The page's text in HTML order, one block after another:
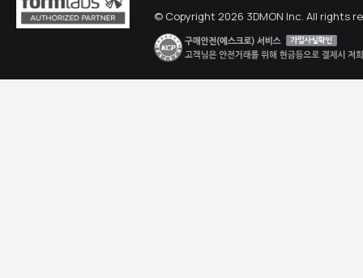
© Copyright 2026 3DMON Inc. All rights